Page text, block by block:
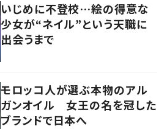
いじめに不登校…絵の得意な
少女が“ネイル”という天職に
出会うまで
モロッコ人が選ぶ本物のアル
ガンオイル 女王の名を冠した
ブランドで日本へ